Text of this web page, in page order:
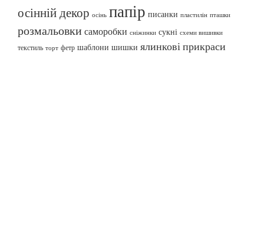
осінній декор осінь папір писанки пластилін пташки
розмальовки саморобки сніжинки сукні схеми вишивки
текстиль торт фетр шаблони шишки ялинкові прикраси